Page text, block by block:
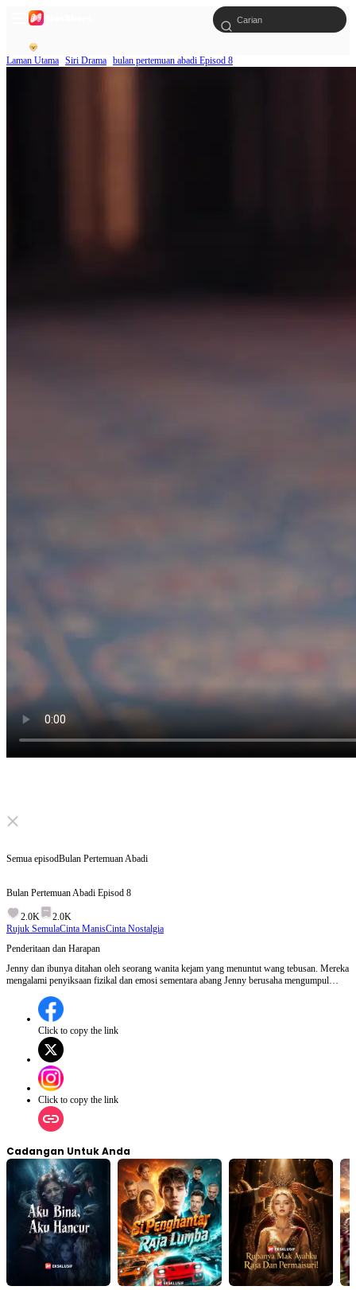
Laman Utama Siri Drama bulan pertemuan abadi Episod 8
Click to unmute
Semua episodBulan Pertemuan Abadi
Bulan Pertemuan Abadi Episod 8
2.0K
2.0K
Rujuk SemulaCinta ManisCinta Nostalgia
Penderitaan dan Harapan
Jenny dan ibunya ditahan oleh seorang wanita kejam yang menuntut wang tebusan. Mereka
mengalami penyiksaan fizikal dan emosi sementara abang Jenny berusaha mengumpul
mengancam akan membunuh ibu Jenny jika wang tidak dibayar.Adakah abang Jenny
berjaya mengumpul wang tebusan dan menyelamatkan mereka?
Click to copy the link
Click to copy the link
Cadangan Untuk Anda